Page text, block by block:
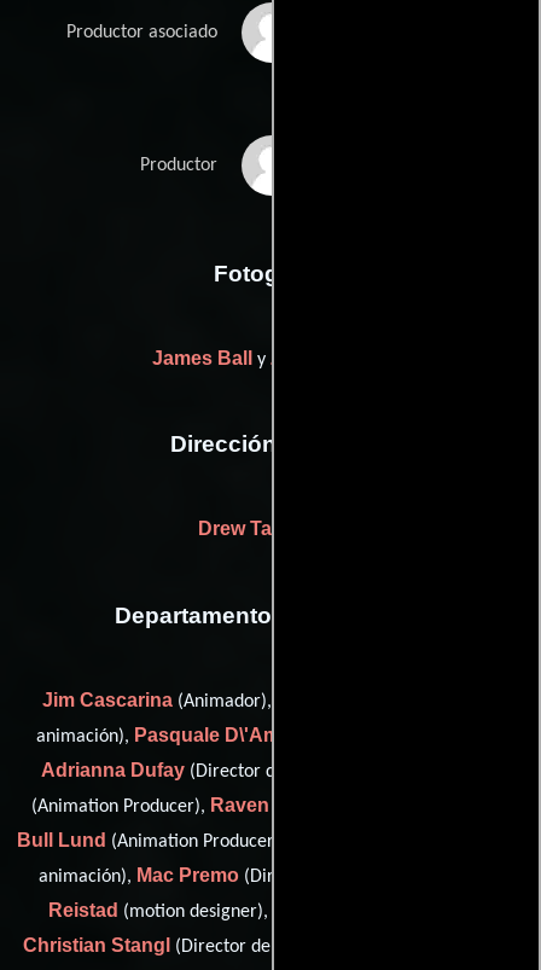
Productor asociado
Productor
Fotografia
James Ball y Zachary Fink
Dirección artística
Drew Takahashi
Departamento de animación
Jim Cascarina(Animador),
animación), Pasquale D\'Amico
Adrianna Dufay (Director de animación),
(Animation Producer), Raven Kwok
Bull Lund (Animation Producer),
animación), Mac Premo (Director de animación),
Reistad (motion designer),
Christian Stangl (Director de animación),